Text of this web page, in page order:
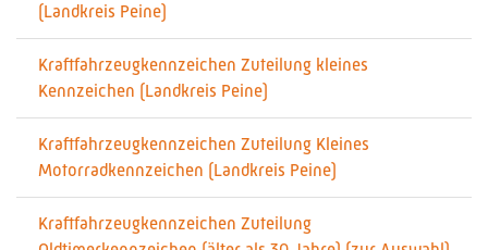
(Landkreis Peine)
Kraftfahrzeugkennzeichen Zuteilung kleines
Kennzeichen (Landkreis Peine)
Kraftfahrzeugkennzeichen Zuteilung Kleines
Motorradkennzeichen (Landkreis Peine)
Kraftfahrzeugkennzeichen Zuteilung